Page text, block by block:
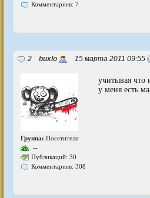
Комментариев: 7
2 buxlo 15 марта 2011 09:55
Группа: Посетители
--
Публикаций: 30
Комментариев: 308
учитывая что
у меня есть